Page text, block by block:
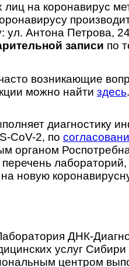
лиц на коронавирус
ул. Антона Петрова,
записи по
возникающие
можно найти здесь.
диагностику
CoV-2, по
органом
новую
ДНК-
услуг
центром